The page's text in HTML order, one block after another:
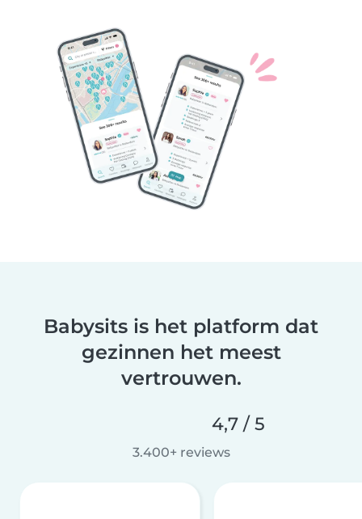
Babysits is het platform dat
gezinnen het meest
vertrouwen.
4,7 / 5
3.400+ reviews